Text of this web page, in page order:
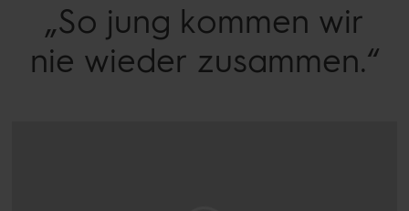
„So jung kommen wir
nie wieder zusammen.“